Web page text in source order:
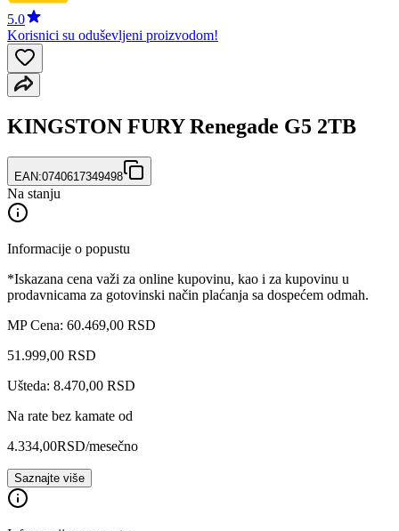
5.0
Korisnici su oduševljeni proizvodom!
KINGSTON FURY Renegade G5 2TB
EAN:0740617349498
Na stanju
Informacije o popustu
*Iskazana cena važi za online kupovinu, kao i za kupovinu u
prodavnicama za gotovinski način plaćanja sa dospećem odmah.
MP Cena: 60.469,00 RSD
51.999,00 RSD
Ušteda: 8.470,00 RSD
Na rate bez kamate od
4.334,00RSD/mesečno
Saznajte više